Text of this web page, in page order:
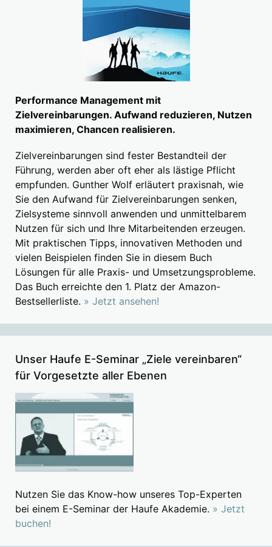
Performance Management mit
Zielvereinbarungen. Aufwand reduzieren, Nutzen
maximieren, Chancen realisieren.
Zielvereinbarungen sind fester Bestandteil der
Führung, werden aber oft eher als lästige Pflicht
empfunden. Gunther Wolf erläutert praxisnah, wie
Sie den Aufwand für Zielvereinbarungen senken,
Zielsysteme sinnvoll anwenden und unmittelbarem
Nutzen für sich und Ihre Mitarbeitenden erzeugen.
Mit praktischen Tipps, innovativen Methoden und
vielen Beispielen finden Sie in diesem Buch
Lösungen für alle Praxis- und Umsetzungsprobleme.
Das Buch erreichte den 1. Platz der Amazon-
Bestsellerliste. » Jetzt ansehen!
Unser Haufe E-Seminar „Ziele vereinbaren“
für Vorgesetzte aller Ebenen
Nutzen Sie das Know-how unseres Top-Experten
bei einem E-Seminar der Haufe Akademie. » Jetzt
buchen!